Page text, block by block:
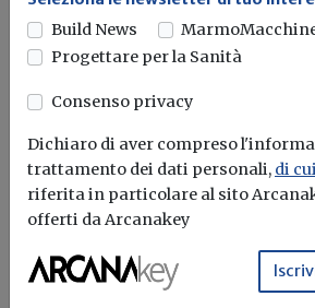
interventi di protezione civile...
Ricostruzione Calamità naturali
Build News
Progettare per la Sanità
Consenso privacy
Dichiaro di aver compreso
trattamento dei dati personali, di
riferita in particolare al sito
offerti da Arcanakey